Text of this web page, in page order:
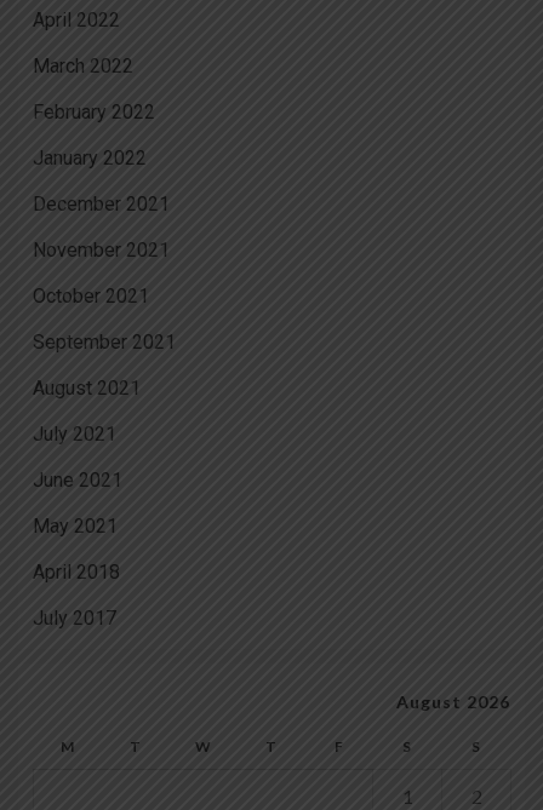
April 2022
March 2022
February 2022
January 2022
December 2021
November 2021
October 2021
September 2021
August 2021
July 2021
June 2021
May 2021
April 2018
July 2017
August 2026
M T W T F S S
1 2